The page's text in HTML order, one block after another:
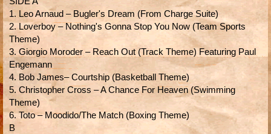
1. Leo Arnaud – Bugler's Dream (From Charge Suite)
2. Loverboy – Nothing's Gonna Stop You Now (Team Sports
Theme)
3. Giorgio Moroder – Reach Out (Track Theme) Featuring Paul
Engemann
4. Bob James– Courtship (Basketball Theme)
5. Christopher Cross – A Chance For Heaven (Swimming
Theme)
6. Toto – Moodido/The Match (Boxing Theme)
B